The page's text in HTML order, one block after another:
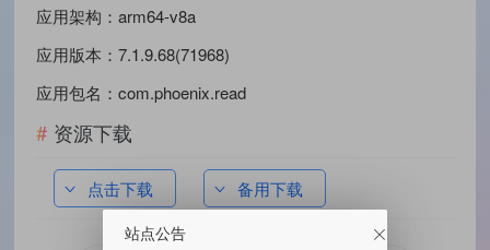
应用架构：arm64-v8a
应用版本：7.1.9.68(71968)
应用包名：com.phoenix.read
资源下载
点击下载 备用下载
站点公告